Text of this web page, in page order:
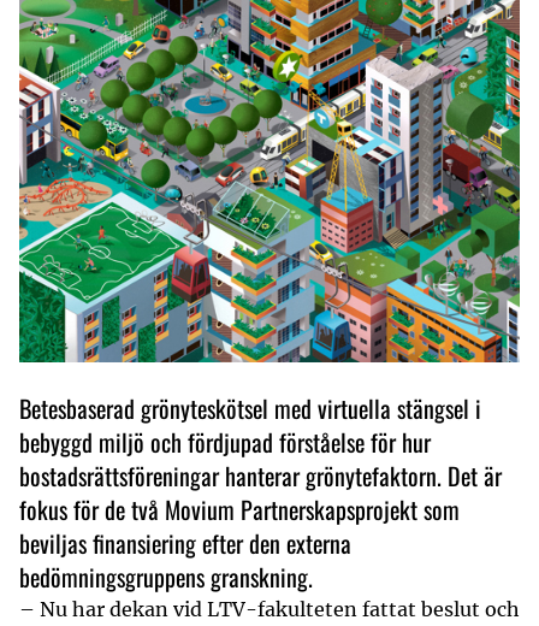
Betesbaserad grönyteskötsel med virtuella stängsel i
bebyggd miljö och fördjupad förståelse för hur
bostadsrättsföreningar hanterar grönytefaktorn. Det är
fokus för de två Movium Partnerskapsprojekt som
beviljas finansiering efter den externa
bedömningsgruppens granskning.
– Nu har dekan vid LTV-fakulteten fattat beslut och